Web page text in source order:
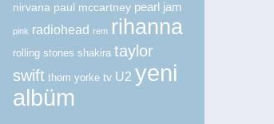
nirvana paul mccartney pearl jam
pink radiohead rem rihanna
rolling stones shakira taylor
swift thom yorke tv U2 yeni
albüm